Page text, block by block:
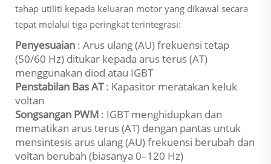
tahap utiliti kepada keluaran motor yang dikawal secara
tepat melalui tiga peringkat terintegrasi:
Penyesuaian : Arus ulang (AU) frekuensi tetap
(50/60 Hz) ditukar kepada arus terus (AT)
menggunakan diod atau IGBT
Penstabilan Bas AT: Kapasitor meratakan keluk
voltan
Songsangan PWM : IGBT menghidupkan dan
mematikan arus terus (AT) dengan pantas untuk
mensintesis arus ulang (AU) frekuensi berubah dan
voltan berubah (biasanya 0–120 Hz)